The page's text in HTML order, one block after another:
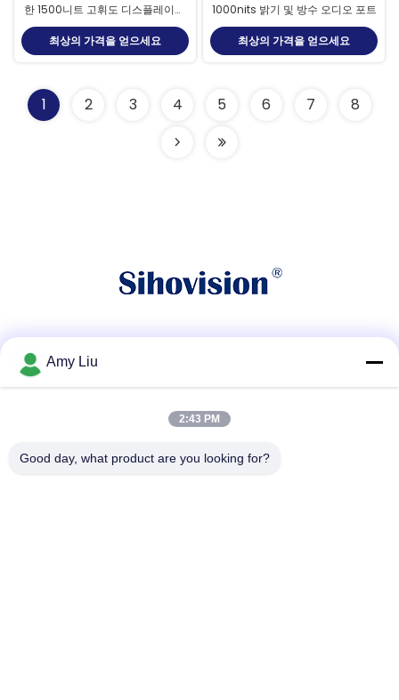
한 1500니트 고휘도 디스플레이가
탑재된 24인치 IP67 방수 산업용 패
널 PC
최상의 가격을 얻으세요
1000nits 밝기 및 방수 오디오 포트
최상의 가격을 얻으세요
1 2 3 4 5 6 7 8
전화
Amy Liu
2:43 PM
Good day, what product are you looking for?